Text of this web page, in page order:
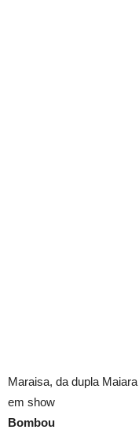
Maraisa, da dupla
em show
Bombou